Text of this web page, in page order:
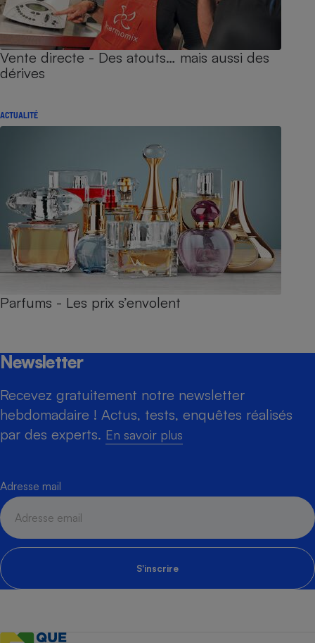
Vente directe - Des atouts… mais aussi des
dérives
ACTUALITÉ
Parfums - Les prix s’envolent
Newsletter
Recevez gratuitement notre newsletter
hebdomadaire ! Actus, tests, enquêtes réalisés
par des experts. En savoir plus
Adresse mail
S'inscrire